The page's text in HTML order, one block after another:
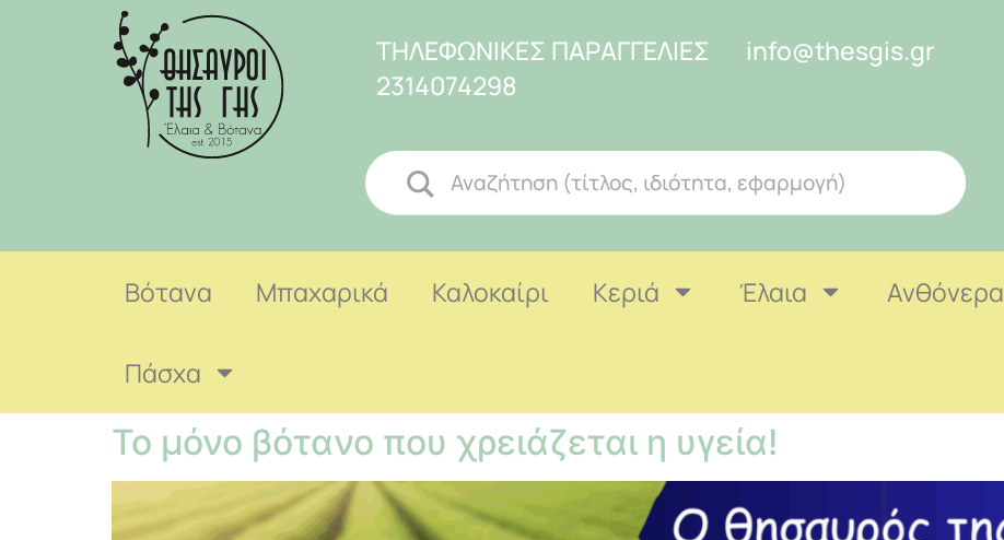
ΤΗΛΕΦΩΝΙΚΕΣ ΠΑΡΑΓΓΕΛΙΕΣ
2314074298
info@thesgis.gr
Βότανα Μπαχαρικά Καλοκαίρι Κεριά Έλαια Ανθόνερα
Πάσχα
Το μόνο βότανο που χρειάζεται η υγεία!